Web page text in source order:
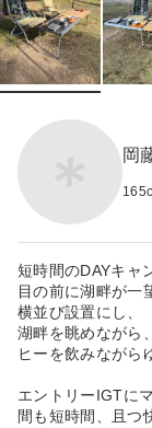
岡
165
短時間のDAYキャ
目の前に湖畔が一
横並び設置にし、
湖畔を眺めながら
ヒーを飲みながら
エントリーIGTに
間も短時間、且つ